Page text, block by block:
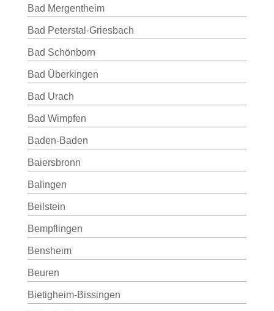
Bad Mergentheim
Bad Peterstal-Griesbach
Bad Schönborn
Bad Überkingen
Bad Urach
Bad Wimpfen
Baden-Baden
Baiersbronn
Balingen
Beilstein
Bempflingen
Bensheim
Beuren
Bietigheim-Bissingen